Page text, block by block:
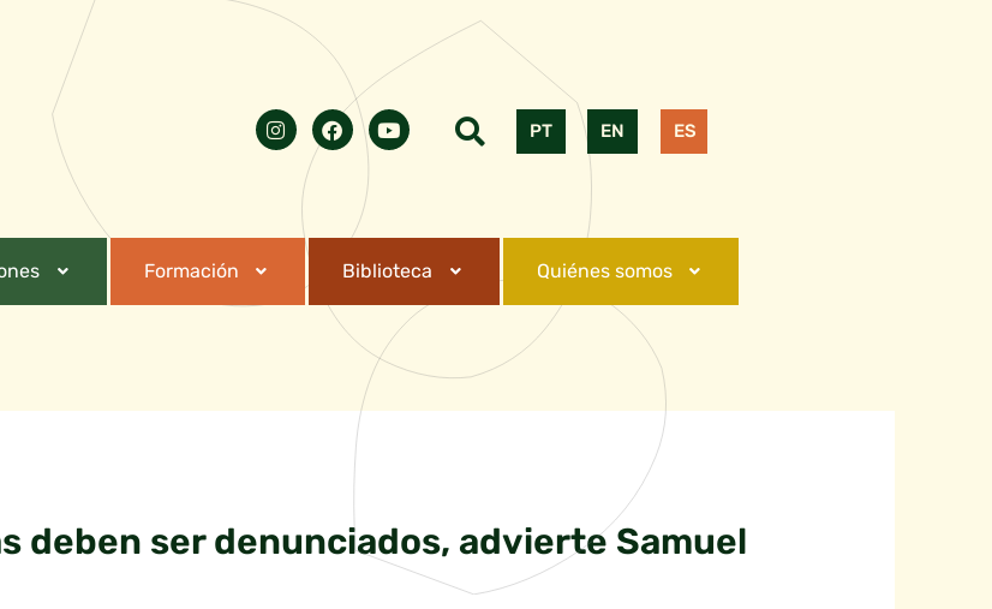
PT EN ES
Formación Biblioteca Quiénes somos
deben ser denunciados, advierte Samuel